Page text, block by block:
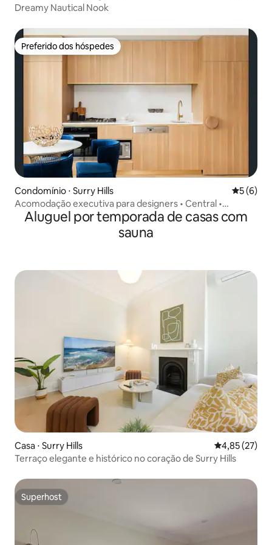
Dreamy Nautical Nook
Preferido dos hóspedes
Preferido dos hóspedes
Condomínio ⋅ Surry Hills 5 de
5 (6)
Acomodação executiva para designers • Central •
Academia • Sauna
Aluguel por temporada de casas com
sauna
Casa ⋅ Surry Hills 4,85 de uma
4,85 (27)
Terraço elegante e histórico no coração de Surry Hills
Superhost
Superhost